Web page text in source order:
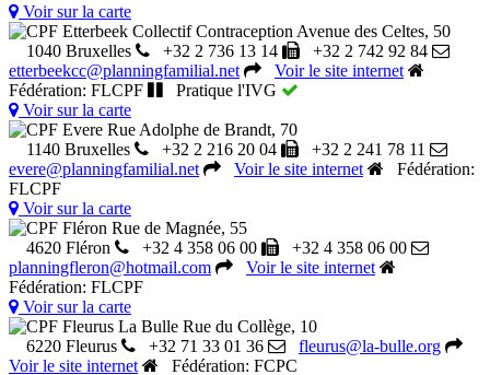
Voir sur la carte
CPF Etterbeek Collectif Contraception Avenue des Celtes, 50
1040 Bruxelles
+32 2 736 13 14
+32 2 742 92 84
etterbeekcc@planningfamilial.net
Voir le site internet
Fédération: FLCPF
Pratique l'IVG
Voir sur la carte
CPF Evere Rue Adolphe de Brandt, 70
1140 Bruxelles
+32 2 216 20 04
+32 2 241 78 11
evere@planningfamilial.net
Voir le site internet
Fédération:
FLCPF
Voir sur la carte
CPF Fléron Rue de Magnée, 55
4620 Fléron
+32 4 358 06 00
+32 4 358 06 00
planningfleron@hotmail.com
Voir le site internet
Fédération: FLCPF
Voir sur la carte
CPF Fleurus La Bulle Rue du Collège, 10
6220 Fleurus
+32 71 33 01 36
fleurus@la-bulle.org
Voir le site internet
Fédération: FCPC